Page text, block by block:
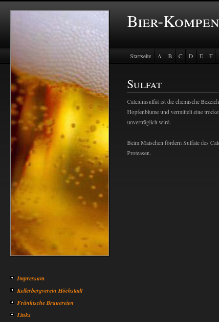
Bier-
Impressum
Kellerbergverein Höchstadt
Fränkische Brauereien
Links
Startseite A B C D E
F
Sulfat
Calciumsulfat ist die chemische
Hopfenblume und vermittelt eine
unverträglich wird.
Beim Maischen fördern Sulfate des
Proteasen.